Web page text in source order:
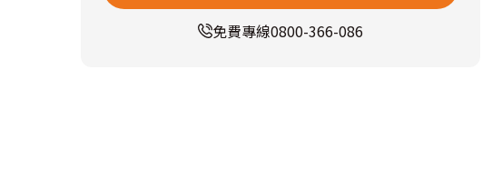
求，規劃
對於玄關
菌燈，可
立體感，
免費專線0800-366-086